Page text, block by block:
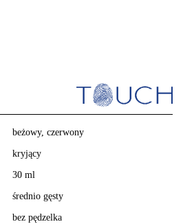
beżowy, czerwony
kryjący
30 ml
średnio gęsty
bez pędzelka